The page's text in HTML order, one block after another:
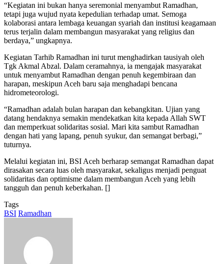
“Kegiatan ini bukan hanya seremonial menyambut Ramadhan,
tetapi juga wujud nyata kepedulian terhadap umat. Semoga
kolaborasi antara lembaga keuangan syariah dan institusi keagamaan
terus terjalin dalam membangun masyarakat yang religius dan
berdaya,” ungkapnya.
Kegiatan Tarhib Ramadhan ini turut menghadirkan tausiyah oleh
Tgk Akmal Abzal. Dalam ceramahnya, ia mengajak masyarakat
untuk menyambut Ramadhan dengan penuh kegembiraan dan
harapan, meskipun Aceh baru saja menghadapi bencana
hidrometeorologi.
“Ramadhan adalah bulan harapan dan kebangkitan. Ujian yang
datang hendaknya semakin mendekatkan kita kepada Allah SWT
dan memperkuat solidaritas sosial. Mari kita sambut Ramadhan
dengan hati yang lapang, penuh syukur, dan semangat berbagi,”
tuturnya.
Melalui kegiatan ini, BSI Aceh berharap semangat Ramadhan dapat
dirasakan secara luas oleh masyarakat, sekaligus menjadi penguat
solidaritas dan optimisme dalam membangun Aceh yang lebih
tangguh dan penuh keberkahan. []
Tags
BSI Ramadhan